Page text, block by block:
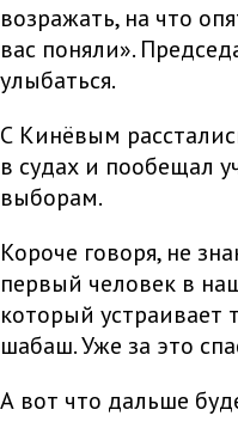
возражать, на что
вас поняли».
улыбаться.
С Кинёвым
в судах и пообещал
выборам.
Короче говоря, не
первый человек в
который устраивает
шабаш. Уже за это
А вот что дальше